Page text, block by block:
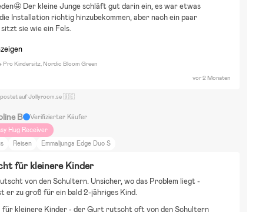
Der kleine Junge schläft gut darin ein, es war etwas
Installation richtig hinzubekommen, aber nach ein paar
sie wie ein Fels.
Pro Kindersitz, Nordic Bloom Green
vor 2 Monaten
auf Jollyroom.se 🇸🇪
B
Verifizierter Käufer
Hug Receiver
Reisen Emmaljunga Edge Duo S
für kleinere Kinder
von den Schultern. Unsicher, wo das Problem liegt -
er zu groß für ein bald 2-jähriges Kind.
für kleinere Kinder - der Gurt rutscht oft von den Schultern